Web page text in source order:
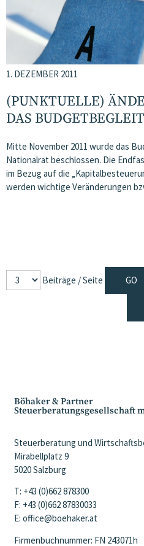
1. DEZEMBER 2011
(PUNKTUELLE)
DAS
Mitte November 2011 wurde das
Nationalrat beschlossen. Die
im Bezug auf die
werden wichtige Veränderungen
Beiträge / Seite
Böhaker & Partner
Steuerberatungsgesellschaft
Steuerberatung und
Mirabellplatz 9
5020 Salzburg
T: +43 (0)662 878300
F: +43 (0)662 87830033
E: office@boehaker.at
Firmenbuchnummer: FN 243071h